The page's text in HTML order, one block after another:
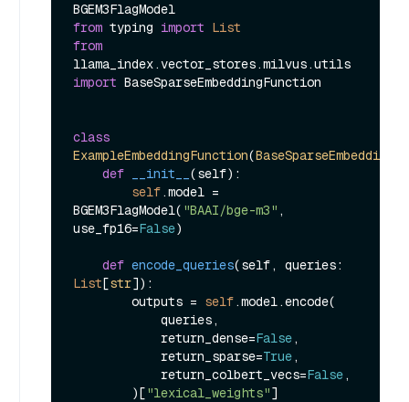
from typing import List
from
import BaseSparseEmbeddingFunction
class
ExampleEmbeddingFunction(
def
__init__ (self):
self.model =
BGEM3FlagModel( "BAAI/bge-m3" ,
use_fp16=False)
def encode_queries(
List[str]):
        outputs =
self.model.encode(
            return_dense=
False,
            return_sparse=
True,
            return_colbert_vecs=
False,
        )[
"lexical_weights"]